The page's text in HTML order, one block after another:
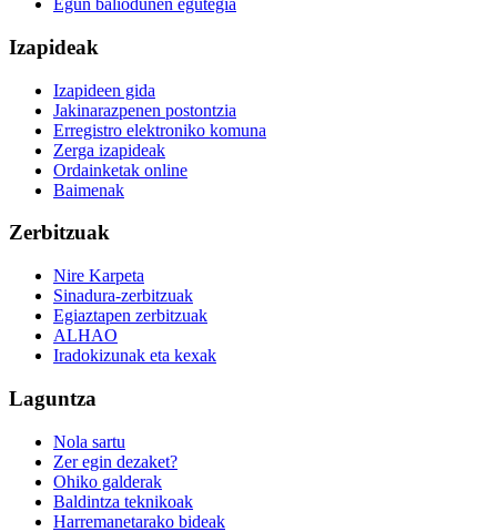
Egun baliodunen egutegia
Izapideak
Izapideen gida
Jakinarazpenen postontzia
Erregistro elektroniko komuna
Zerga izapideak
Ordainketak online
Baimenak
Zerbitzuak
Nire Karpeta
Sinadura-zerbitzuak
Egiaztapen zerbitzuak
ALHAO
Iradokizunak eta kexak
Laguntza
Nola sartu
Zer egin dezaket?
Ohiko galderak
Baldintza teknikoak
Harremanetarako bideak